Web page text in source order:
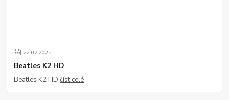
22.07.2025
Beatles K2 HD
Beatles K2 HDčíst celé